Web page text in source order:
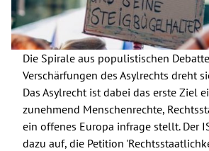
Die Spirale aus populistischen
Verschärfungen des Asylrechts dreht
Das Asylrecht ist dabei das erste Ziel
zunehmend Menschenrechte,
ein offenes Europa infrage stellt. Der
dazu auf, die Petition